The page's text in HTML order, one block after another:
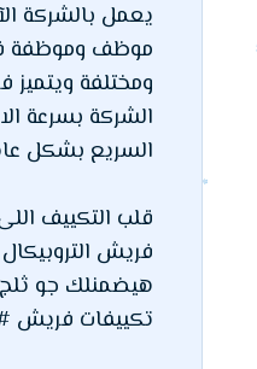
موظف وموظفة
ومختلفة ويتميز
الشركة بسرعة
السريع بشكل
قلب التكييف
فريش
هيضمنلك جو ثلج
تكييفات فريش